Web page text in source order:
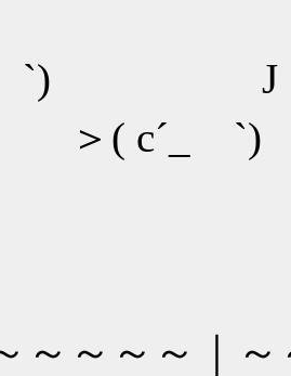
ゝ`) J
ゝ`)
～～～～｜